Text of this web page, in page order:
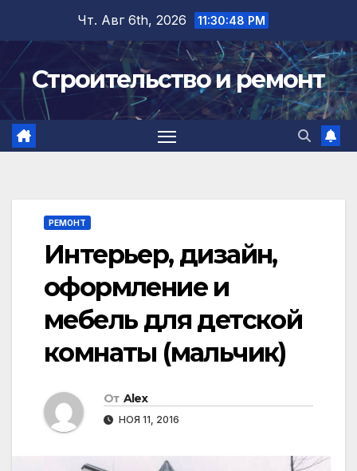
содержимому
Чт. Авг 6th, 2026 11:30:49 PM
Строительство и ремонт
РЕМОНТ
Интерьер, дизайн,
оформление и
мебель для детской
комнаты (мальчик)
От Alex
НОЯ 11, 2016